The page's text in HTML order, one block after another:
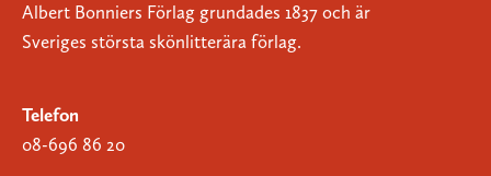
Albert Bonniers Förlag grundades 1837 och är
Sveriges största skönlitterära förlag.
Telefon
08-696 86 20